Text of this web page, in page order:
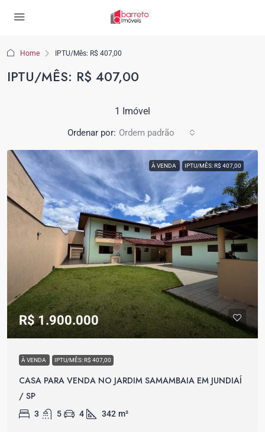
Home IPTU/Mês: R$ 407,00
IPTU/MÊS: R$ 407,00
1 Imóvel
Ordenar por: Ordem padrão
À VENDA IPTU/MÊS: R$ 407,00
R$ 1.900.000
À VENDA IPTU/MÊS: R$ 407,00
CASA PARA VENDA NO JARDIM SAMAMBAIA EM JUNDIAÍ
/ SP
3 5 4 342 m²